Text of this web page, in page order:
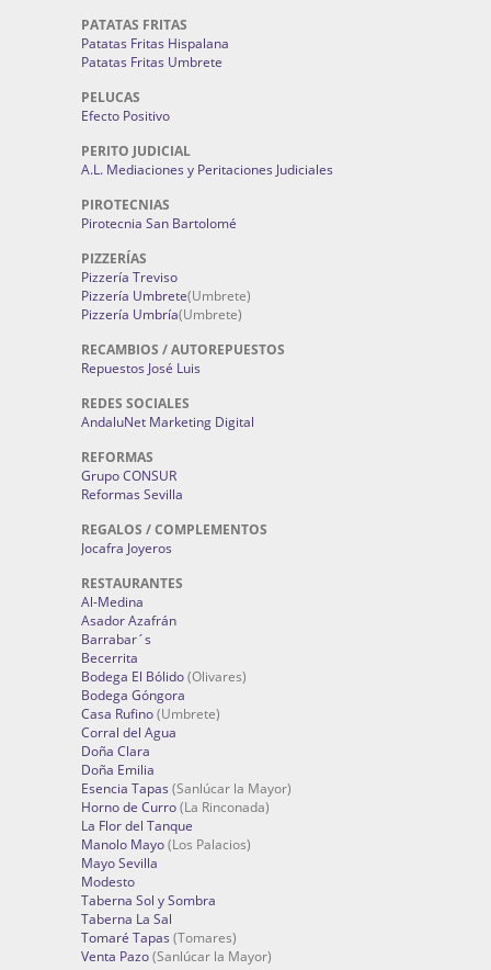
PATATAS FRITAS
Patatas Fritas Hispalana
Patatas Fritas Umbrete
PELUCAS
Efecto Positivo
PERITO JUDICIAL
A.L. Mediaciones y Peritaciones Judiciales
PIROTECNIAS
Pirotecnia San Bartolomé
PIZZERÍAS
Pizzería Treviso
Pizzería Umbrete(Umbrete)
Pizzería Umbría(Umbrete)
RECAMBIOS / AUTOREPUESTOS
Repuestos José Luis
REDES SOCIALES
AndaluNet Marketing Digital
REFORMAS
Grupo CONSUR
Reformas Sevilla
REGALOS / COMPLEMENTOS
Jocafra Joyeros
RESTAURANTES
Al-Medina
Asador Azafrán
Barrabar´s
Becerrita
Bodega El Bólido(Olivares)
Bodega Góngora
Casa Rufino(Umbrete)
Corral del Agua
Doña Clara
Doña Emilia
Esencia Tapas (Sanlúcar la Mayor)
Horno de Curro(La Rinconada)
La Flor del Tanque
Manolo Mayo(Los Palacios)
Mayo Sevilla
Modesto
Taberna Sol y Sombra
Taberna La Sal
Tomaré Tapas (Tomares)
Venta Pazo(Sanlúcar la Mayor)